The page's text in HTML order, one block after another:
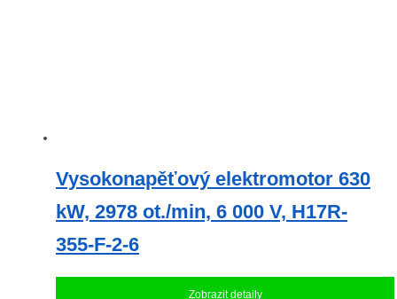
Vysokonapěťový elektromotor 630
kW, 2978 ot./min, 6 000 V, H17R-
355-F-2-6
Zobrazit detaily